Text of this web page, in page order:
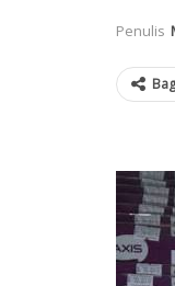
Penulis